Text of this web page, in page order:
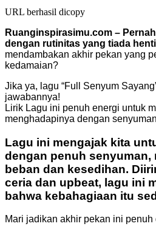
URL berhasil dicopy
Ruanginspirasimu.com –
dengan rutinitas yang tiada
mendambakan akhir pekan yang
kedamaian?
Jika ya, lagu “Full Senyum
jawabannya!
Lirik Lagu ini penuh energi untuk
menghadapinya dengan
Lagu ini mengajak kita
dengan penuh senyuman,
beban dan kesedihan.
ceria dan upbeat, lagu ini
bahwa kebahagiaan itu
Mari jadikan akhir pekan ini penuh